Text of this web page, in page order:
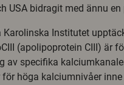
USA bidragit med ännu en
Karolinska Institutet
(apolipoprotein CIII) är
av specifika
för höga kalciumnivåer